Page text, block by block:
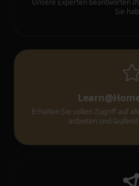
Unsere Experten beantworten
Sie
Erhalten Sie vollen Zugriff auf
anbieten und